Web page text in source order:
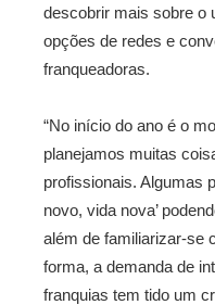
descobrir mais sobre o
opções de redes e
franqueadoras.
“No início do ano é o
planejamos muitas
profissionais. Algumas
novo, vida nova’
além de familiarizar-se
forma, a demanda de
franquias tem tido um